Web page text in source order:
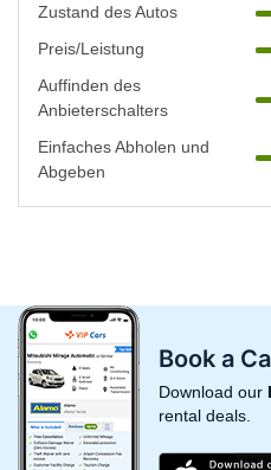
Zustand des Autos
Preis/Leistung
Auffinden des
Anbieterschalters
Einfaches Abholen und
Abgeben
Book a
Download our
rental deals.